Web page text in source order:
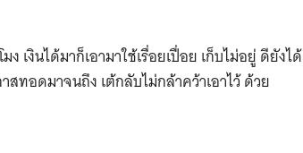
เงินได้มาก็เอามาใช้เรื่อยเปื่อย เก็บไม่อยู่ ดียังได้
สทอดมาจนถึง เต้กลับไม่กล้าคว้าเอาไว้ ด้วย